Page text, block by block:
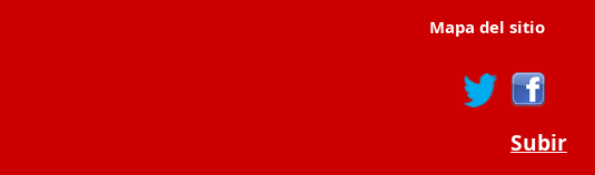
Mapa del sitio
Subir